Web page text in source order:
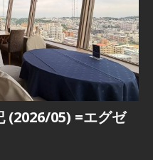
(2026/05) =エグゼ